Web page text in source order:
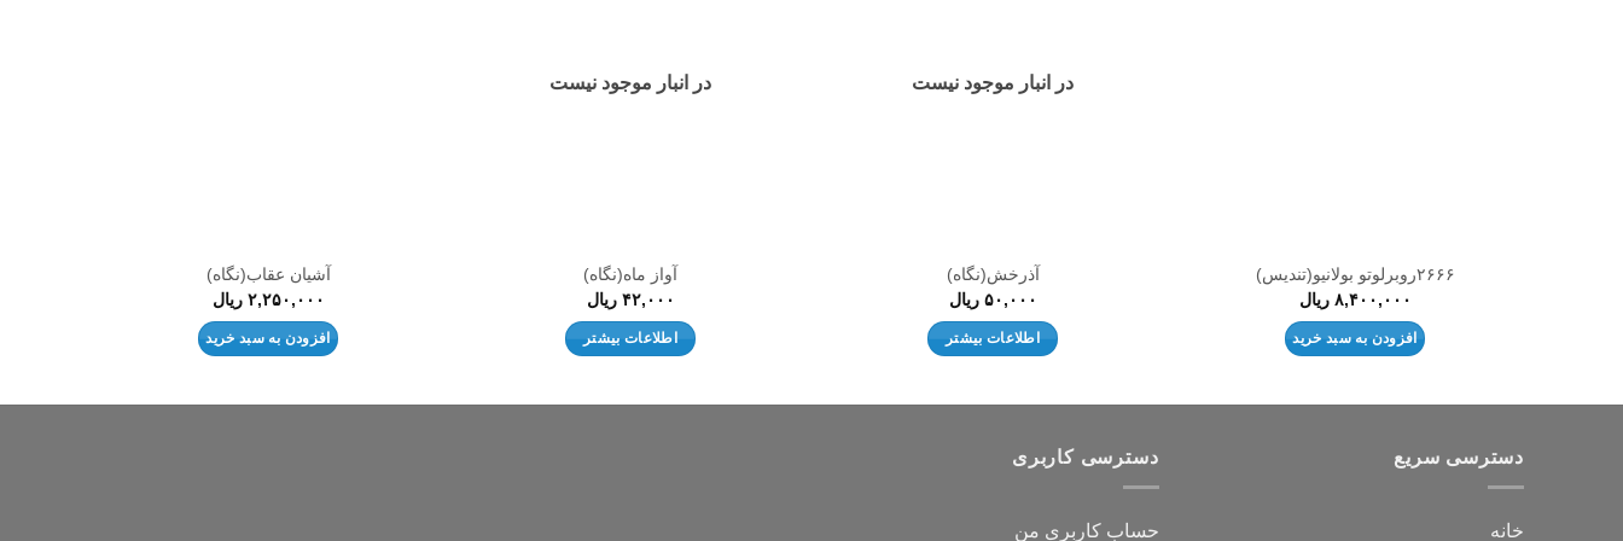
۲۶۶۶روبرلوتو بولانیو(تندیس)
۸,۴۰۰,۰۰۰ ریال
افزودن به سبد خرید
در انبار موجود نیست
آذرخش(نگاه)
۵۰,۰۰۰ ریال
اطلاعات بیشتر
در انبار موجود نیست
آواز ماه(نگاه)
۴۲,۰۰۰ ریال
اطلاعات بیشتر
آشیان عقاب(نگاه)
۲,۲۵۰,۰۰۰ ریال
افزودن به سبد خرید
دسترسی سریع
خانه
دسترسی کاربری
حساب کاربری من